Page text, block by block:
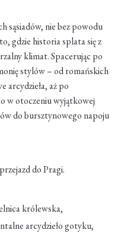
sąsiadów, nie bez powodu
gdzie historia splata się z
klimat. Spacerując po
stylów – od romańskich
arcydzieła, aż po
w otoczeniu wyjątkowej
do bursztynowego napoju
do Pragi.
królewska,
arcydzieło gotyku,